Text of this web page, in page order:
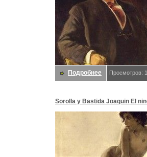
Подробнее Просмотров:
Sorolla y Bastida Joaquin El
bola. Sorolla Y Bastida Хоакин